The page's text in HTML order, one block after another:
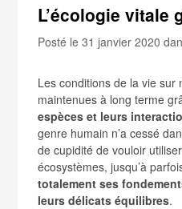
L’écologie vitale
Posté le 31 janvier 2020
Les conditions de la vie sur
maintenues à long terme
espèces et leurs
genre humain n’a cessé
de cupidité de vouloir
écosystèmes, jusqu’à
totalement ses
leurs délicats équilibres.